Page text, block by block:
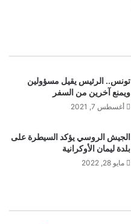
تونس.. الرئيس يقيل مسؤولين
ويمنع آخرين من السفر
أغسطس 7, 2021
الجيش الروسي يؤكد السيطرة على
بلدة ليمان الأوكرانية
مايو 28, 2022